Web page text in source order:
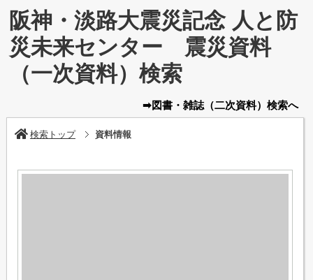
阪神・淡路大震災記念 人と防
災未来センター 震災資料
（一次資料）検索
➡図書・雑誌（二次資料） 検索へ
検索トップ 資料情報